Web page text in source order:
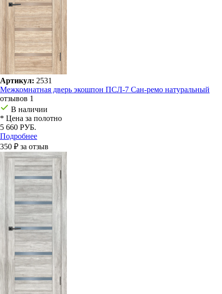
Артикул: 2531
Межкомнатная дверь экошпон ПСЛ-7 Сан-ремо натуральный
отзывов 1
В наличии
* Цена за полотно
5 660 РУБ.
Подробнее
350 ₽ за отзыв